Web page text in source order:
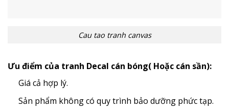
Cau tao tranh canvas
Ưu điểm của tranh Decal cán bóng( Hoặc cán sần):
Giá cả hợp lý.
Sản phẩm không có quy trình bảo dưỡng phức tạp.